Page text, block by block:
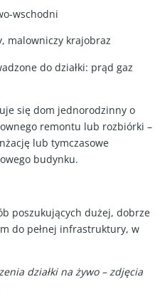
wschodni
malowniczy krajobraz
do działki: prąd gaz
się dom jednorodzinny o
remontu lub rozbiórki –
lub tymczasowe
budynku.
poszukujących dużej, dobrze
do pełnej infrastruktury, w
działki na żywo – zdjęcia